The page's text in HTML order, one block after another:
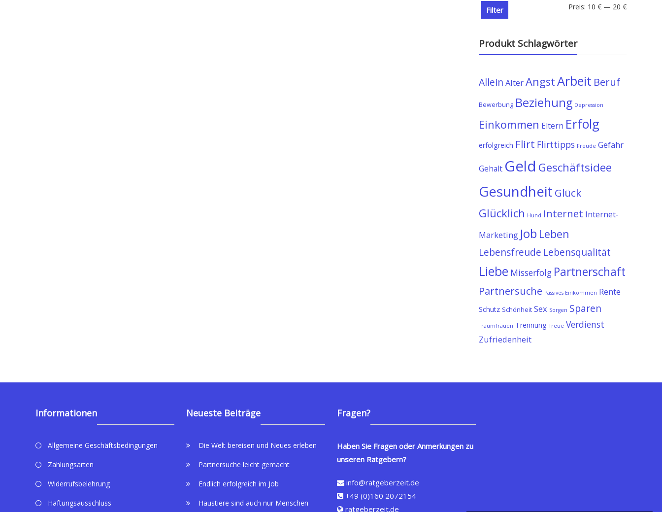
Min.
Max.
Filter Preis: 10 € — 20 €
Produkt Schlagwörter
Allein AlterAngstArbeit Beruf
Bewerbung Beziehung Depression
Einkommen Eltern Erfolg
erfolgreich Flirt Flirttipps Freude Gefahr
Gehalt Geld Geschäftsidee
Gesundheit Glück
Glücklich Hund Internet Internet-
Marketing Job Leben
Lebensfreude Lebensqualität
Liebe Misserfolg Partnerschaft
Partnersuche Passives Einkommen Rente
Schutz Schönheit Sex Sorgen Sparen
Traumfrauen Trennung Treue Verdienst
Zufriedenheit
Informationen
Allgemeine Geschäftsbedingungen
Zahlungsarten
Widerrufsbelehrung
Haftungsausschluss
Neueste Beiträge
Die Welt bereisen und Neues erleben
Partnersuche leicht gemacht
Endlich erfolgreich im Job
Haustiere sind auch nur Menschen
Fragen?
Haben Sie Fragen oder Anmerkungen zu
unseren Ratgebern?
info@ratgeberzeit.de
+49 (0)160 2072154
ratgeberzeit.de